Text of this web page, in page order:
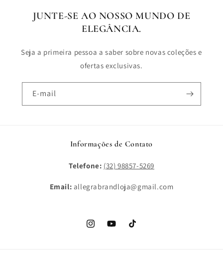
JUNTE-SE AO NOSSO MUNDO DE
ELEGÂNCIA.
Seja a primeira pessoa a saber sobre novas coleções e
ofertas exclusivas.
E-mail
Informações de Contato
Telefone: (32) 98857-5269
Email: allegrabrandloja@gmail.com
InstagramYouTubeTikTok